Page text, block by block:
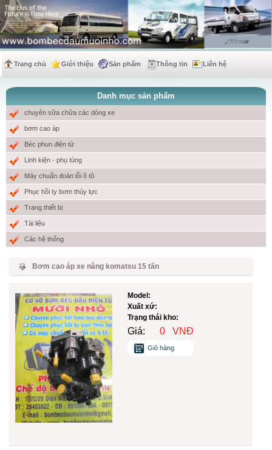
Trang chủ Giới thiệu Sản phẩm Thông tin Liên hệ
Danh mục sản phẩm
chuyên sữa chữa các dòng xe
bơm cao áp
Béc phun điện tử
Linh kiện - phụ tùng
Máy chuẩn đoán lỗi ô tô
Phục hồi ty bơm thủy lực
Trang thiết bị
Tài liệu
Các hệ thống
Bơm cao áp xe nâng komatsu 15 tấn
Model:
Xuất xứ:
Trạng thái kho:
Giá: 0 VNĐ
Giỏ hàng